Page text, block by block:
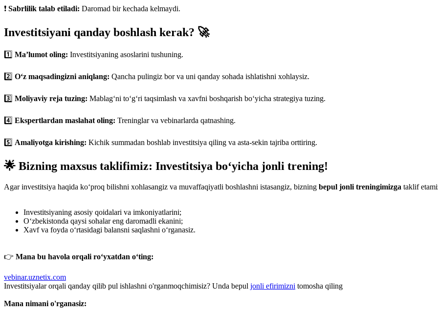
❗ Sabrlilik talab etiladi: Daromad bir kechada kelmaydi.
Investitsiyani qanday boshlash kerak? 🚀
1️⃣ Ma’lumot oling: Investitsiyaning asoslarini tushuning.
2️⃣ O‘z maqsadingizni aniqlang: Qancha pulingiz bor va uni qanday sohada ishlatishni xohlaysiz.
3️⃣ Moliyaviy reja tuzing: Mablag‘ni to‘g‘ri taqsimlash va xavfni boshqarish bo‘yicha strategiya tuzing.
4️⃣ Ekspertlardan maslahat oling: Treninglar va vebinarlarda qatnashing.
5️⃣ Amaliyotga kirishing: Kichik summadan boshlab investitsiya qiling va asta-sekin tajriba orttiring.
🌟 Bizning maxsus taklifimiz: Investitsiya bo‘yicha jonli trening!
Agar investitsiya haqida ko‘proq bilishni xohlasangiz va muvaffaqiyatli boshlashni istasangiz, bizning bepul jonli treningimizga taklif
Investitsiyaning asosiy qoidalari va imkoniyatlarini;
O‘zbekistonda qaysi sohalar eng daromadli ekanini;
Xavf va foyda o‘rtasidagi balansni saqlashni o‘rganasiz.
👉 Mana bu havola orqali ro‘yxatdan o‘ting:
vebinar.uznetix.com
Investitsiyalar orqali qanday qilib pul ishlashni o'rganmoqchimisiz? Unda bepul jonli efirimizni tomosha qiling
Mana nimani o'rganasiz: